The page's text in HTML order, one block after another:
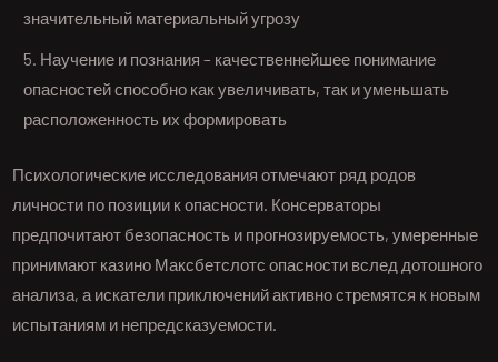
значительный материальный угрозу
Научение и познания – качественнейшее понимание
опасностей способно как увеличивать, так и уменьшать
расположенность их формировать
Психологические исследования отмечают ряд родов
личности по позиции к опасности. Консерваторы
предпочитают безопасность и прогнозируемость, умеренные
принимают казино Максбетслотс опасности вслед дотошного
анализа, а искатели приключений активно стремятся к новым
испытаниям и непредсказуемости.